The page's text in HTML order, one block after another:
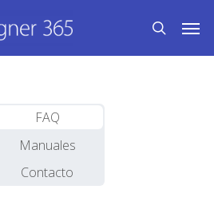
search
FAQ
Manuales
Contacto